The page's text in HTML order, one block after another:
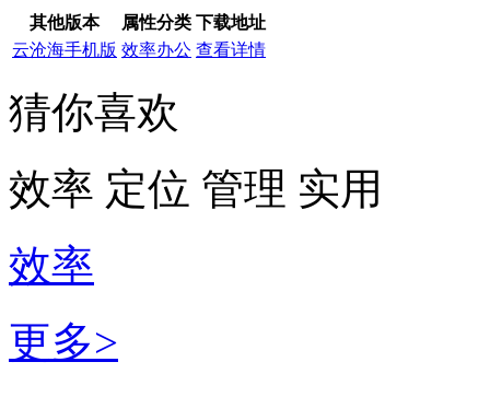
其他版本 属性分类 下载地址
云沧海手机版 效率办公 查看详情
猜你喜欢
效率 定位 管理 实用
效率
更多>